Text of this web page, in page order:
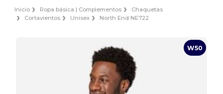
Inicio Ropa básica | Complementos
Chaquetas
Cortavientos
Unisex North End NE722
W50